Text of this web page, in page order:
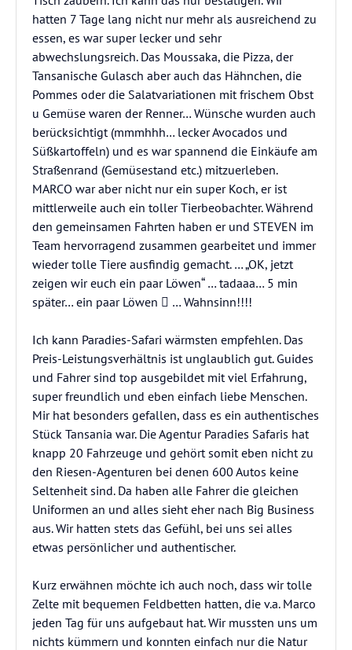
hatten 7 Tage lang nicht nur mehr als ausreichend zu
essen, es war super lecker und sehr
abwechslungsreich. Das Moussaka, die Pizza, der
Tansanische Gulasch aber auch das Hähnchen, die
Pommes oder die Salatvariationen mit frischem Obst
u Gemüse waren der Renner… Wünsche wurden auch
berücksichtigt (mmmhhh… lecker Avocados und
Süßkartoffeln) und es war spannend die Einkäufe am
Straßenrand (Gemüsestand etc.) mitzuerleben.
MARCO war aber nicht nur ein super Koch, er ist
mittlerweile auch ein toller Tierbeobachter. Während
den gemeinsamen Fahrten haben er und STEVEN im
Team hervorragend zusammen gearbeitet und immer
wieder tolle Tiere ausfindig gemacht. … „OK, jetzt
zeigen wir euch ein paar Löwen“ … tadaaa… 5 min
später… ein paar Löwen  … Wahnsinn!!!!
Ich kann Paradies-Safari wärmsten empfehlen. Das
Preis-Leistungsverhältnis ist unglaublich gut. Guides
und Fahrer sind top ausgebildet mit viel Erfahrung,
super freundlich und eben einfach liebe Menschen.
Mir hat besonders gefallen, dass es ein authentisches
Stück Tansania war. Die Agentur Paradies Safaris hat
knapp 20 Fahrzeuge und gehört somit eben nicht zu
den Riesen-Agenturen bei denen 600 Autos keine
Seltenheit sind. Da haben alle Fahrer die gleichen
Uniformen an und alles sieht eher nach Big Business
aus. Wir hatten stets das Gefühl, bei uns sei alles
etwas persönlicher und authentischer.
Kurz erwähnen möchte ich auch noch, dass wir tolle
Zelte mit bequemen Feldbetten hatten, die v.a. Marco
jeden Tag für uns aufgebaut hat. Wir mussten uns um
nichts kümmern und konnten einfach nur die Natur